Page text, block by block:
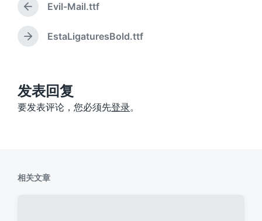
上
篇
文
章
Evil-Mail.ttf
下
：
EstaLigaturesBold.ttf
发表回复
要发表评论，您必须先登录。
相关文章